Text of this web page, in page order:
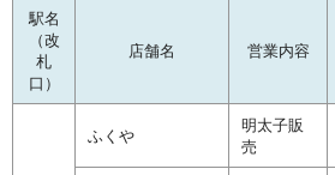
駅名
（改
札
口）
店舗名 営業内容
ふくや
明太子販
売